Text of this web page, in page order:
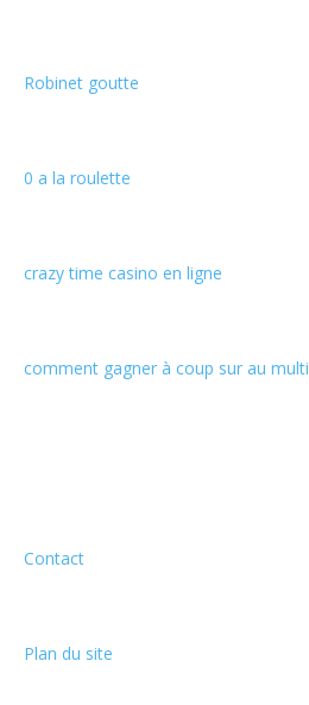
Robinet goutte
0 a la roulette
crazy time casino en ligne
comment gagner à coup sur au multi
Contact
Plan du site